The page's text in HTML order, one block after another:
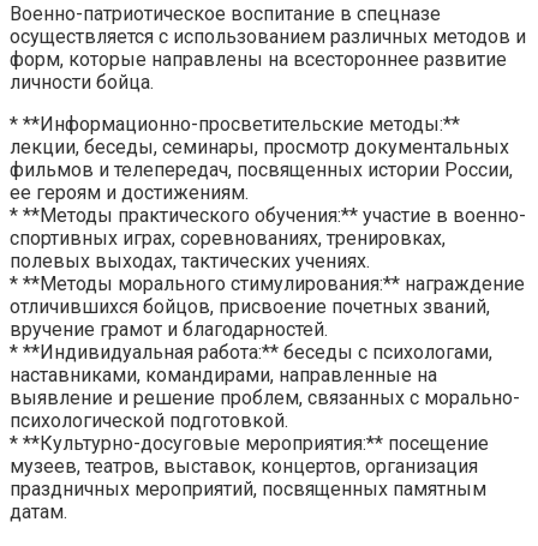
Военно-патриотическое воспитание в спецназе
осуществляется с использованием различных методов и
форм, которые направлены на всестороннее развитие
личности бойца.
* **Информационно-просветительские методы:**
лекции, беседы, семинары, просмотр документальных
фильмов и телепередач, посвященных истории России,
ее героям и достижениям.
* **Методы практического обучения:** участие в военно-
спортивных играх, соревнованиях, тренировках,
полевых выходах, тактических учениях.
* **Методы морального стимулирования:** награждение
отличившихся бойцов, присвоение почетных званий,
вручение грамот и благодарностей.
* **Индивидуальная работа:** беседы с психологами,
наставниками, командирами, направленные на
выявление и решение проблем, связанных с морально-
психологической подготовкой.
* **Культурно-досуговые мероприятия:** посещение
музеев, театров, выставок, концертов, организация
праздничных мероприятий, посвященных памятным
датам.